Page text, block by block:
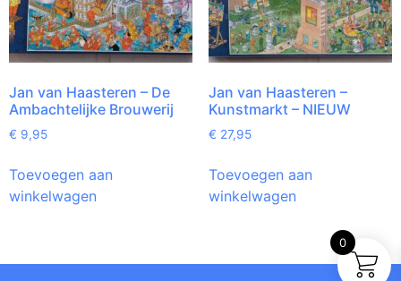
Jan van Haasteren – De
Ambachtelijke Brouwerij
€ 9,95
Toevoegen aan
winkelwagen
Jan van Haasteren –
Kunstmarkt – NIEUW
€ 27,95
Toevoegen aan
winkelwagen
0